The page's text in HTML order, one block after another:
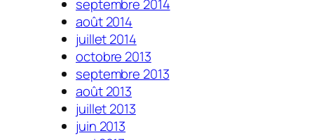
septembre 2014
août 2014
juillet 2014
octobre 2013
septembre 2013
août 2013
juillet 2013
juin 2013